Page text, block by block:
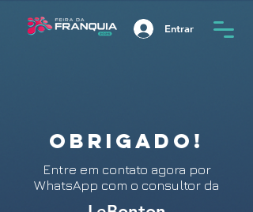
Entrar
OBRIGADO!
Entre em contato agora por
WhatsApp com o consultor da